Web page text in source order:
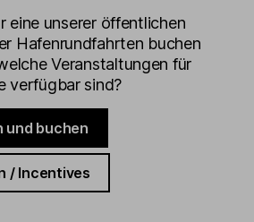
eine unserer öffentlichen
Hafenrundfahrten buchen
Veranstaltungen für
verfügbar sind?
und buchen
/ Incentives